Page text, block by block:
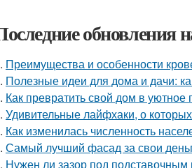
обновления
Преимущества и особенности
Полезные идеи для дома и дачи:
Как превратить свой дом в
Удивительные лайфхаки, о
Как изменилась численность
Самый лучший фасад за свои
Нужен ли зазор под